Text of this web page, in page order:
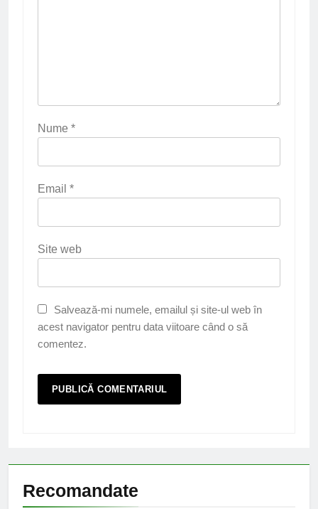
Nume *
Email *
Site web
Salvează-mi numele, emailul și site-ul web în
acest navigator pentru data viitoare când o să
comentez.
Recomandate